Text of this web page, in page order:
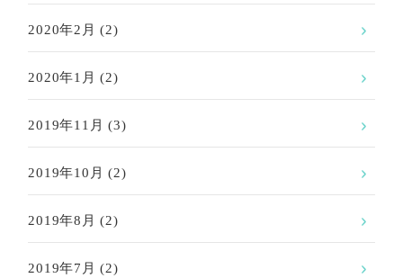
2020年2月 (2)
2020年1月 (2)
2019年11月 (3)
2019年10月 (2)
2019年8月 (2)
2019年7月 (2)